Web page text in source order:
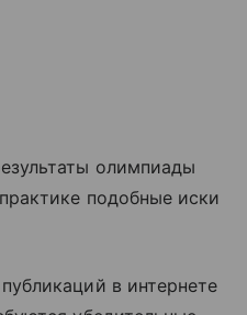
олимпиады
подобные иски
в интернете